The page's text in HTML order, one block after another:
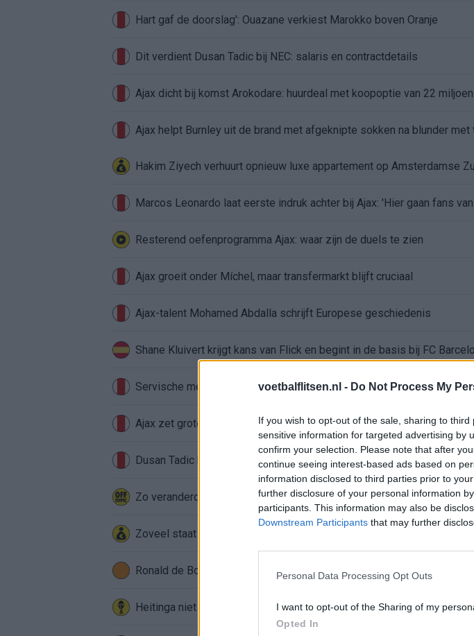
voetbalflitsen.nl - Do Not Process My
If you wish to opt-out of the sale, sharing to
sensitive information for targeted advertising by
confirm your selection. Please note that after
continue seeing interest-based ads based on
information disclosed to third parties prior to
further disclosure of your personal information
participants. This information may also be
Downstream Participants that may further
Personal Data Processing Opt Outs
I want to opt-out of the Sharing of my
Opted In
Hart gaf de doorslag': Ouazane verkiest Marokko boven Oranje
Dit verdient Dusan Tadic bij NEC: salaris en contractdetails
Ajax dicht bij komst Arokodare: huurdeal met koopoptie van 22 miljoen
Ajax helpt Burnley uit de brand met afgeknipte sokken na blunder met
Hakim Ziyech verhuurt opnieuw luxe appartement op Amsterdamse
Marcos Leonardo laat eerste indruk achter bij Ajax: 'Hier gaan fans
Resterend oefenprogramma Ajax: waar zijn de duels te zien
Ajax groeit onder Míchel, maar transfermarkt blijft cruciaal
Ajax-talent Mohamed Abdalla schrijft Europese geschiedenis
Shane Kluivert krijgt kans van Flick en begint in de basis bij FC
Servische media vergelijken Ajax-talent Abdellah Ouazane met Lionel
Ajax zet grote stap richting volgende ronde na ruime zege op
Dusan Tadic kijkt met bijzondere gevoelens naar Ajax - Vojvodina
Zo veranderde de relatie tussen Rafael van der Vaart en Sylvie Meis
Zoveel staat er financieel op het spel voor Ajax en FC Twente in Europa
Ronald de Boer noemt Reiziger als bondscoach: "Kampioen met Jong
Heitinga niet langer alleen: Argentijn schrijft geschiedenis met rode